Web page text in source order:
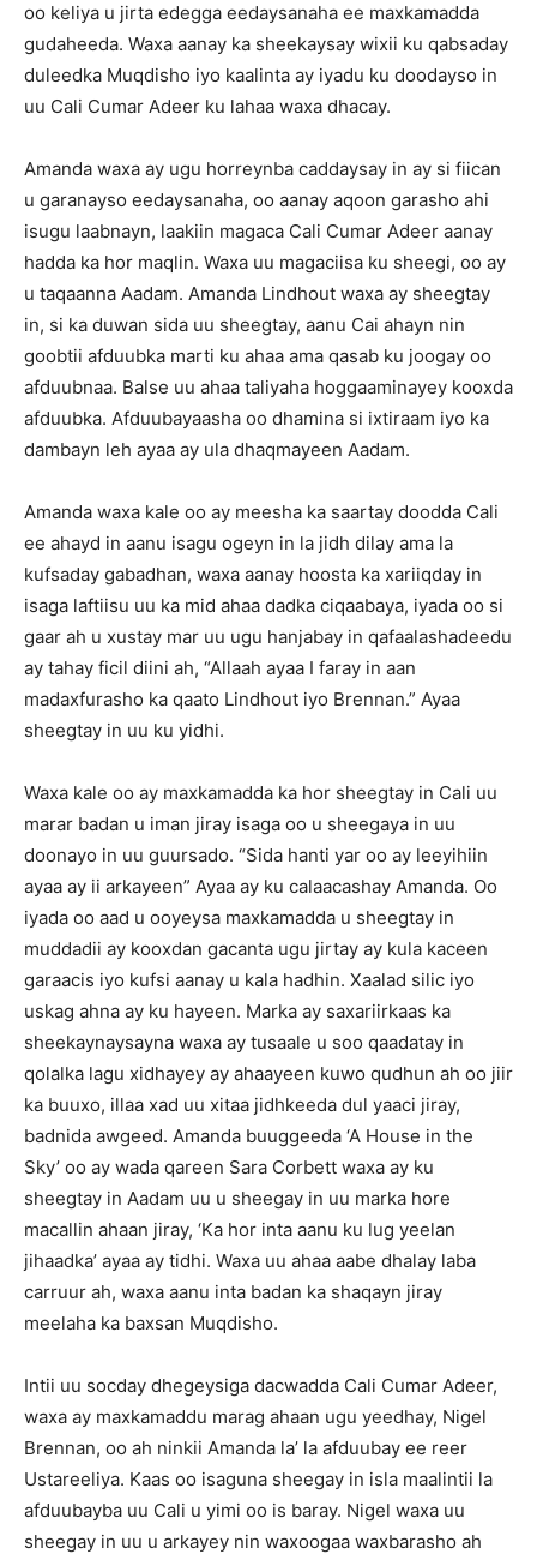
oo keliya u jirta edegga eedaysanaha ee maxkamadda
gudaheeda. Waxa aanay ka sheekaysay wixii ku qabsaday
duleedka Muqdisho iyo kaalinta ay iyadu ku doodayso in
uu Cali Cumar Adeer ku lahaa waxa dhacay.
Amanda waxa ay ugu horreynba caddaysay in ay si fiican
u garanayso eedaysanaha, oo aanay aqoon garasho ahi
isugu laabnayn, laakiin magaca Cali Cumar Adeer aanay
hadda ka hor maqlin. Waxa uu magaciisa ku sheegi, oo ay
u taqaanna Aadam. Amanda Lindhout waxa ay sheegtay
in, si ka duwan sida uu sheegtay, aanu Cai ahayn nin
goobtii afduubka marti ku ahaa ama qasab ku joogay oo
afduubnaa. Balse uu ahaa taliyaha hoggaaminayey kooxda
afduubka. Afduubayaasha oo dhamina si ixtiraam iyo ka
dambayn leh ayaa ay ula dhaqmayeen Aadam.
Amanda waxa kale oo ay meesha ka saartay doodda Cali
ee ahayd in aanu isagu ogeyn in la jidh dilay ama la
kufsaday gabadhan, waxa aanay hoosta ka xariiqday in
isaga laftiisu uu ka mid ahaa dadka ciqaabaya, iyada oo si
gaar ah u xustay mar uu ugu hanjabay in qafaalashadeedu
ay tahay ficil diini ah, “Allaah ayaa I faray in aan
madaxfurasho ka qaato Lindhout iyo Brennan.” Ayaa
sheegtay in uu ku yidhi.
Waxa kale oo ay maxkamadda ka hor sheegtay in Cali uu
marar badan u iman jiray isaga oo u sheegaya in uu
doonayo in uu guursado. “Sida hanti yar oo ay leeyihiin
ayaa ay ii arkayeen” Ayaa ay ku calaacashay Amanda. Oo
iyada oo aad u ooyeysa maxkamadda u sheegtay in
muddadii ay kooxdan gacanta ugu jirtay ay kula kaceen
garaacis iyo kufsi aanay u kala hadhin. Xaalad silic iyo
uskag ahna ay ku hayeen. Marka ay saxariirkaas ka
sheekaynaysayna waxa ay tusaale u soo qaadatay in
qolalka lagu xidhayey ay ahaayeen kuwo qudhun ah oo jiir
ka buuxo, illaa xad uu xitaa jidhkeeda dul yaaci jiray,
badnida awgeed. Amanda buuggeeda ‘A House in the
Sky’ oo ay wada qareen Sara Corbett waxa ay ku
sheegtay in Aadam uu u sheegay in uu marka hore
macallin ahaan jiray, ‘Ka hor inta aanu ku lug yeelan
jihaadka’ ayaa ay tidhi. Waxa uu ahaa aabe dhalay laba
carruur ah, waxa aanu inta badan ka shaqayn jiray
meelaha ka baxsan Muqdisho.
Intii uu socday dhegeysiga dacwadda Cali Cumar Adeer,
waxa ay maxkamaddu marag ahaan ugu yeedhay, Nigel
Brennan, oo ah ninkii Amanda la’ la afduubay ee reer
Ustareeliya. Kaas oo isaguna sheegay in isla maalintii la
afduubayba uu Cali u yimi oo is baray. Nigel waxa uu
sheegay in uu u arkayey nin waxoogaa waxbarasho ah